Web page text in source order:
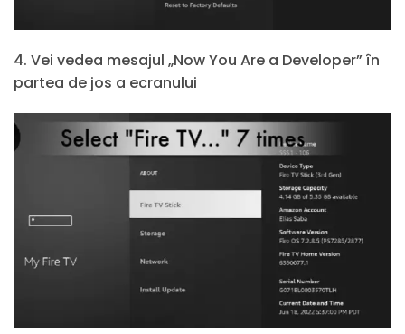
4. Vei vedea mesajul „Now You Are a Developer” în
partea de jos a ecranului